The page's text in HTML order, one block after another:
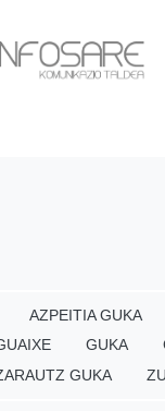
AZPEITIA GUKA
GUKA
GUKA